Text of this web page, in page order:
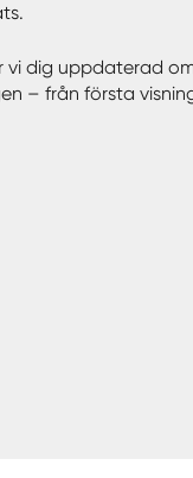
dig uppdaterad
– från första